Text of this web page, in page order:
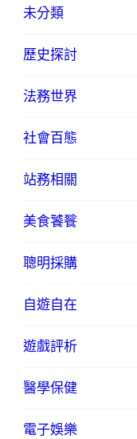
未分類
歷史探討
法務世界
社會百態
站務相關
美食饕餮
聰明採購
自遊自在
遊戲評析
醫學保健
電子娛樂